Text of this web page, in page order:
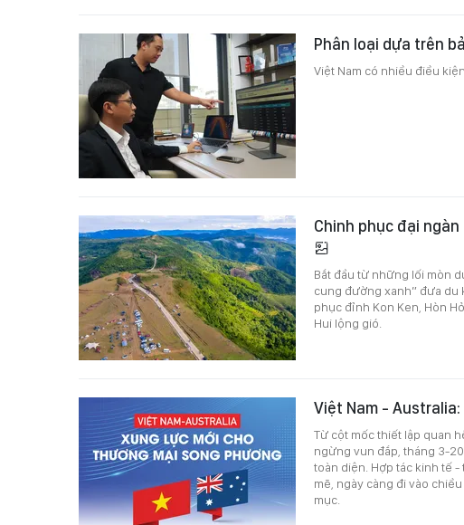
Phân loại dựa trên
Việt Nam có nhiều điều
Chinh phục đại ngàn
Bắt đầu từ những lối mòn
cung đường xanh” đưa
phục đỉnh Kon Ken, Hòn
Hui lộng gió.
Việt Nam -
Từ cột mốc thiết lập quan
ngừng vun đắp, tháng 3-
toàn diện. Hợp tác kinh tế
mẽ, ngày càng đi vào
mục.